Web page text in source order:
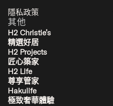
Koa Townhouse
東山 - 二世谷
4
隱私政策
其他
H2 Christie’s
精選好居
H2 Projects
匠心築家
H2 Life
尊享管家
Hakulife
極致奢華體驗